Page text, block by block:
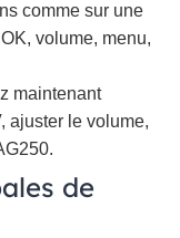
comme sur une
volume, menu,
maintenant
ajuster le volume,
de